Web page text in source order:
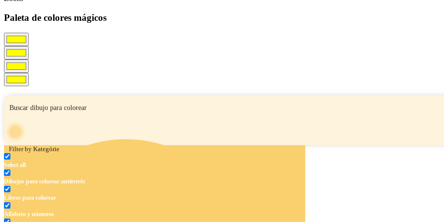
Paleta de colores mágicos
Filter by Kategórie
Select all
Dibujos para colorear antiestrés
Libros para colorear
Alfabeto y números